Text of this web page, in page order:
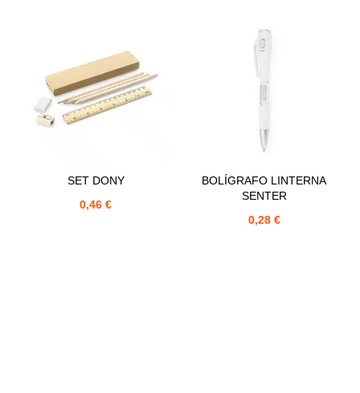
SET DONY
0,46€
BOLÍGRAFO LINTERNA
SENTER
0,28 €